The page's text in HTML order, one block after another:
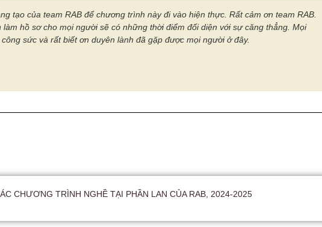
tạo của team RAB để chương trình này đi vào hiện thực. Rất cảm ơn team RAB.
làm hồ sơ cho mọi người sẽ có những thời điểm đối diện với sự căng thẳng. Mọi
sức và rất biết ơn duyên lành đã gặp được mọi người ở đây.
CHƯƠNG TRÌNH NGHỀ TẠI PHẦN LAN CỦA RAB, 2024-2025